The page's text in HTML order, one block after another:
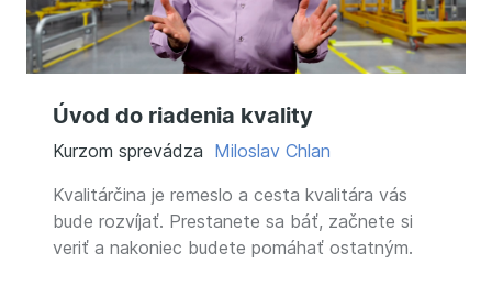
video
Úvod do riadenia kvality
Kurzom sprevádza Miloslav Chlan
Kvalitárčina je remeslo a cesta kvalitára vás
bude rozvíjať. Prestanete sa báť, začnete si
veriť a nakoniec budete pomáhať ostatným.